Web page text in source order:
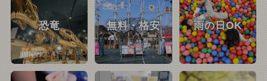
恐竜 無料・格安 雨の日OK